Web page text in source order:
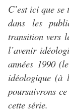
C’est ici que
dans les
transition vers
l’avenir
années 1990
idéologique (à
poursuivrons
cette série.